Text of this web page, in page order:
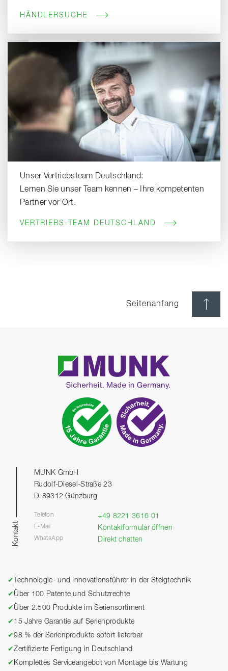
HÄNDLERSUCHE
Unser Vertriebsteam Deutschland:
Lernen Sie unser Team kennen – Ihre kompetenten
Partner vor Ort.
VERTRIEBS-TEAM DEUTSCHLAND
Seitenanfang
Kontakt
MUNK GmbH
Rudolf-Diesel-Straße 23
D-89312 Günzburg
Telefon +49 8221 3616 01
E-Mail Kontaktformular öffnen
WhatsApp Direkt chatten
✔
Technologie- und Innovationsführer in der Steigtechnik
✔ Über 100 Patente und Schutzrechte
✔ Über 2.500 Produkte im Seriensortiment
✔ 15 Jahre Garantie auf Serienprodukte
✔98 % der Serienprodukte sofort lieferbar
✔Zertifizierte Fertigung in Deutschland
✔ Komplettes Serviceangebot von Montage bis Wartung